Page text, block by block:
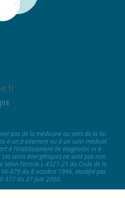
pas de la médecine au sens de la loi
à un traitement ou à un suivi médical.
à l’établissement de diagnostic ni à
soins énergétiques ne sont pas non
selon l’article L.4321-21 du Code de la
879 du 8 octobre 1996, modifié par
577 du 27 Juin 2000.